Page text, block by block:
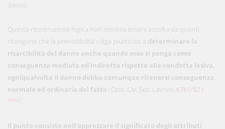
danno.
Questa ricostruzione logica non sembra essere accolta da quanti
ritengono che la prevedibilità valga piuttosto a determinare la
risarcibilità del danno anche quando esso si ponga come
conseguenza mediata ed indiretta rispetto alla condotta lesiva,
ogniqualvolta il danno debba comunque ritenersi conseguenza
normale ed ordinaria del fatto (Cass. Civ. Sez. Lavoro, 6761/82 )
nota2
Il punto consiste nell'apprezzare il significato degli attributi